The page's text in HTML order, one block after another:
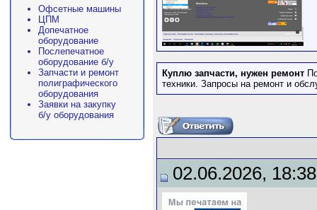
Офсетные машины
ЦПМ
Допечатное
оборудование
Послепечатное
оборудование б/у
Запчасти и ремонт
полиграфического
оборудования
Заявки на закупку
б/у оборудования
Куплю запчасти, нужен ремонт
техники. Запросы на ремонт и
02.06.2026, 18:38